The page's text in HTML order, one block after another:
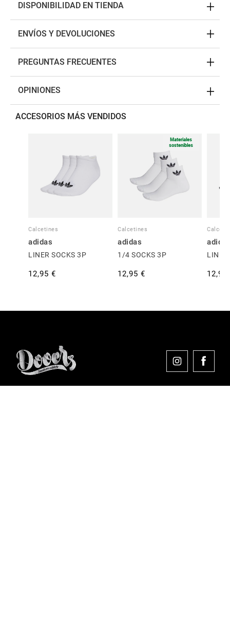
DISPONIBILIDAD EN TIENDA
ENVÍOS Y DEVOLUCIONES
PREGUNTAS FRECUENTES
OPINIONES
ACCESORIOS MÁS VENDIDOS
Calcetines
adidas
LINER SOCKS 3P
12,95 €
Materiales
sostenibles
Calcetines
adidas
1/4 SOCKS 3P
12,95 €
LINER
12,95